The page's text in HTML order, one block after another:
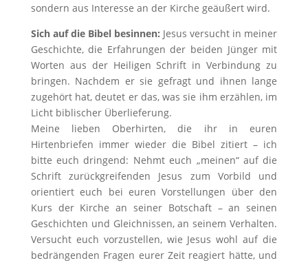
sondern aus Interesse an der Kirche geäußert wird.
Sich auf die Bibel besinnen: Jesus versucht in meiner
Geschichte, die Erfahrungen der beiden Jünger mit
Worten aus der Heiligen Schrift in Verbindung zu
bringen. Nachdem er sie gefragt und ihnen lange
zugehört hat, deutet er das, was sie ihm erzählen, im
Licht biblischer Überlieferung.
Meine lieben Oberhirten, die ihr in euren
Hirtenbriefen immer wieder die Bibel zitiert – ich
bitte euch dringend: Nehmt euch „meinen“ auf die
Schrift zurückgreifenden Jesus zum Vorbild und
orientiert euch bei euren Vorstellungen über den
Kurs der Kirche an seiner Botschaft – an seinen
Geschichten und Gleichnissen, an seinem Verhalten.
Versucht euch vorzustellen, wie Jesus wohl auf die
bedrängenden Fragen eurer Zeit reagiert hätte, und